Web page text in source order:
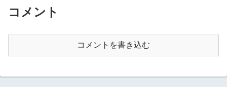
コメント
コメントを書き込む